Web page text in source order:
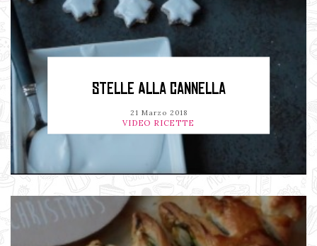
STELLE ALLA CANNELLA
21 Marzo 2018
VIDEO RICETTE